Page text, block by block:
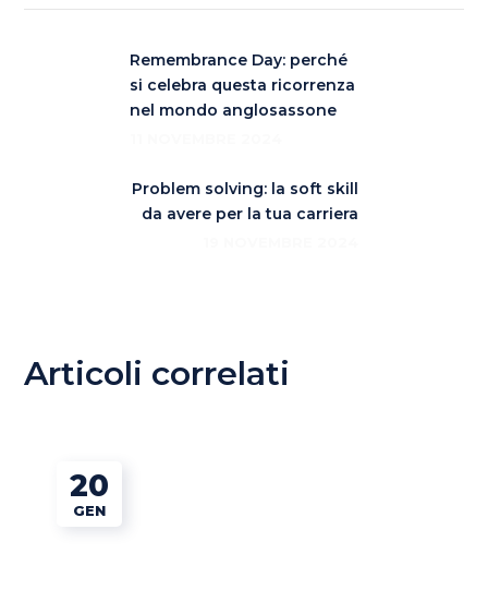
Remembrance Day: perché
si celebra questa ricorrenza
nel mondo anglosassone
Problem solving: la soft skill
da avere per la tua carriera
Articoli correlati
20
GEN